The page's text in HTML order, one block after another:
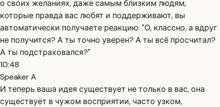
о своих желаниях, даже самым близким людям,
которые правда вас любят и поддерживают, вы
автоматически получаете реакцию: "О, классно, а вдруг
не получится? А ты точно уверен? А ты всё просчитал?
А ты подстраховался?"
10:48
Speaker A
И теперь ваша идея существует не только в вас, она
существует в чужом восприятии, часто узком,